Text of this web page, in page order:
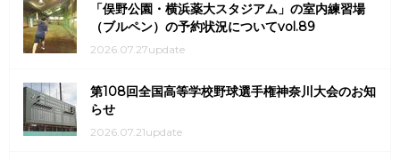
「俣野公園・横浜薬大スタジアム」の室内練習場
（ブルペン）の予約状況についてvol.89
2026.07.27update
第108回全国高等学校野球選手権神奈川大会のお知
らせ
2026.07.21update